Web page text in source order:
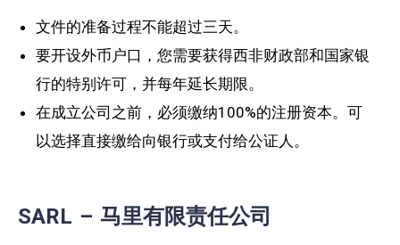
文件的准备过程不能超过三天。
要开设外币户口，您需要获得西非财政部和国家银
行的特别许可，并每年延长期限。
在成立公司之前，必须缴纳100%的注册资本。可
以选择直接缴给向银行或支付给公证人。
SARL – 马里有限责任公司